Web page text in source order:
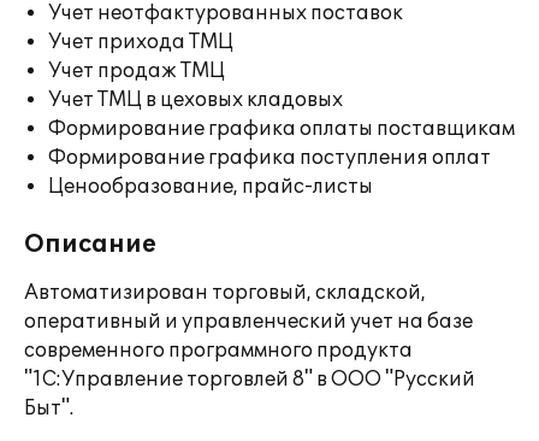
Учет неотфактурованных поставок
Учет прихода ТМЦ
Учет продаж ТМЦ
Учет ТМЦ в цеховых кладовых
Формирование графика оплаты поставщикам
Формирование графика поступления оплат
Ценообразование, прайс-листы
Описание
Автоматизирован торговый, складской,
оперативный и управленческий учет на базе
современного программного продукта
"1С:Управление торговлей 8" в ООО "Русский
Быт".